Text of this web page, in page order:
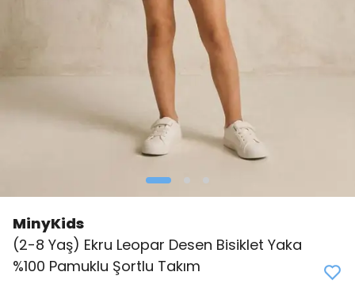
MinyKids
(2-8 Yaş) Ekru Leopar Desen Bisiklet Yaka
%100 Pamuklu Şortlu Takım
👀 Şu an 0 kişi
inceliyor!
favoriledi!